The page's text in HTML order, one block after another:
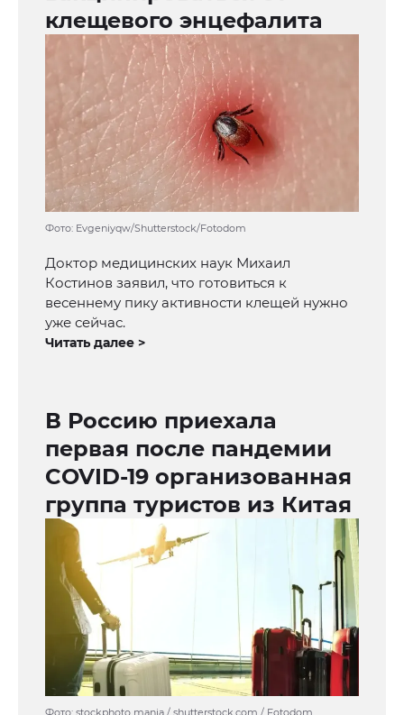
клещевого энцефалита
Фото: Evgeniyqw/Shutterstock/Fotodom
Доктор медицинских наук Михаил
Костинов заявил, что готовиться к
весеннему пику активности клещей нужно
уже сейчас.
Читать далее >
В Россию приехала
первая после пандемии
COVID-19 организованная
группа туристов из Китая